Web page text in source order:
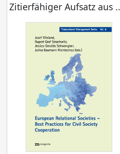
Zitierfähiger Aufsatz aus